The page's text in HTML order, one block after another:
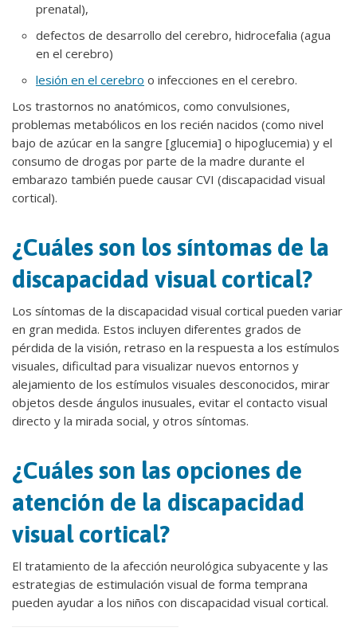
prenatal),
defectos de desarrollo del cerebro, hidrocefalia (agua
en el cerebro)
lesión en el cerebro o infecciones en el cerebro.
Los trastornos no anatómicos, como convulsiones,
problemas metabólicos en los recién nacidos (como nivel
bajo de azúcar en la sangre [glucemia] o hipoglucemia) y el
consumo de drogas por parte de la madre durante el
embarazo también puede causar CVI (discapacidad visual
cortical).
¿Cuáles son los síntomas de la
discapacidad visual cortical?
Los síntomas de la discapacidad visual cortical pueden variar
en gran medida. Estos incluyen diferentes grados de
pérdida de la visión, retraso en la respuesta a los estímulos
visuales, dificultad para visualizar nuevos entornos y
alejamiento de los estímulos visuales desconocidos, mirar
objetos desde ángulos inusuales, evitar el contacto visual
directo y la mirada social, y otros síntomas.
¿Cuáles son las opciones de
atención de la discapacidad
visual cortical?
El tratamiento de la afección neurológica subyacente y las
estrategias de estimulación visual de forma temprana
pueden ayudar a los niños con discapacidad visual cortical.